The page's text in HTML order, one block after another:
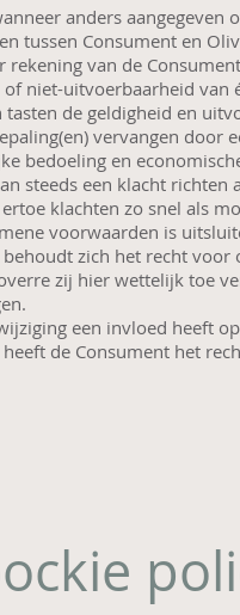
anders
tussen Consument en
rekening van de
niet-uitvoerbaarheid van
de geldigheid en
vervangen door
bedoeling en
steeds een klacht richten
klachten zo snel als
voorwaarden is
zich het recht
zij hier wettelijk toe
een invloed heeft
de Consument het